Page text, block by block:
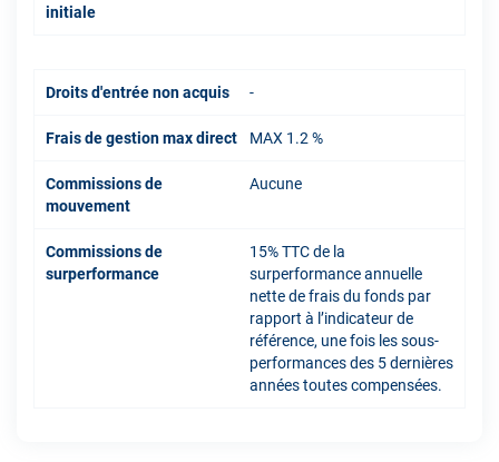
initiale
Droits d'entrée non acquis -
Frais de gestion max direct MAX 1.2 %
Commissions de
mouvement
Aucune
Commissions de
surperformance
15% TTC de la
surperformance annuelle
nette de frais du fonds par
rapport à l’indicateur de
référence, une fois les sous-
performances des 5 dernières
années toutes compensées.